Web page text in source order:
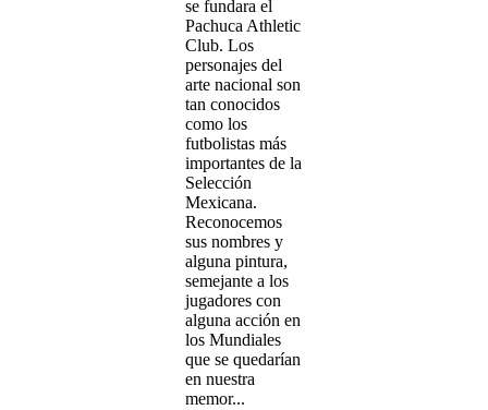
se fundara el
Pachuca Athletic
Club. Los
personajes del
arte nacional son
tan conocidos
como los
futbolistas más
importantes de la
Selección
Mexicana.
Reconocemos
sus nombres y
alguna pintura,
semejante a los
jugadores con
alguna acción en
los Mundiales
que se quedarían
en nuestra
memor...